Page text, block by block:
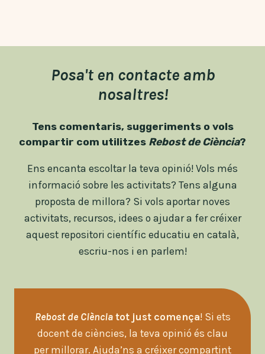
Posa't en contacte amb
nosaltres!
Tens comentaris, suggeriments o vols
compartir com utilitzes Rebost de Ciència?
Ens encanta escoltar la teva opinió! Vols més
informació sobre les activitats? Tens alguna
proposta de millora? Si vols aportar noves
activitats, recursos, idees o ajudar a fer créixer
aquest repositori científic educatiu en català,
escriu-nos i en parlem!
Rebost de Ciència tot just comença! Si ets
docent de ciències, la teva opinió és clau
per millorar. Ajuda’ns a créixer compartint